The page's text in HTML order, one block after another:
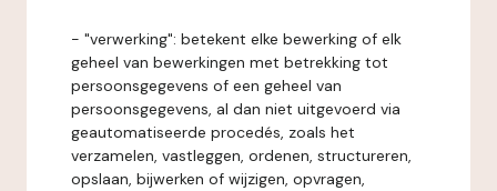
- "verwerking": betekent elke bewerking of elk
geheel van bewerkingen met betrekking tot
persoonsgegevens of een geheel van
persoonsgegevens, al dan niet uitgevoerd via
geautomatiseerde procedés, zoals het
verzamelen, vastleggen, ordenen, structureren,
opslaan, bijwerken of wijzigen, opvragen,